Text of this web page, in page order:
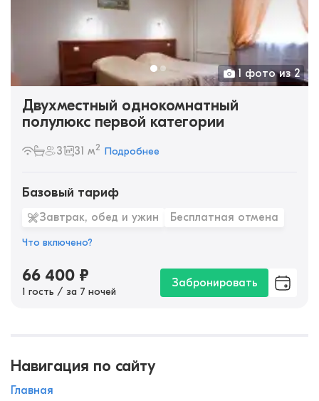
1 фото из 2
Двухместный однокомнатный
полулюкс первой категории
3 31 м2 Подробнее
Базовый тариф
Завтрак, обед и ужин Бесплатная отмена
Что включено?
66 400 ₽
1 гость / за 7 ночей
Забронировать
Навигация по сайту
Главная